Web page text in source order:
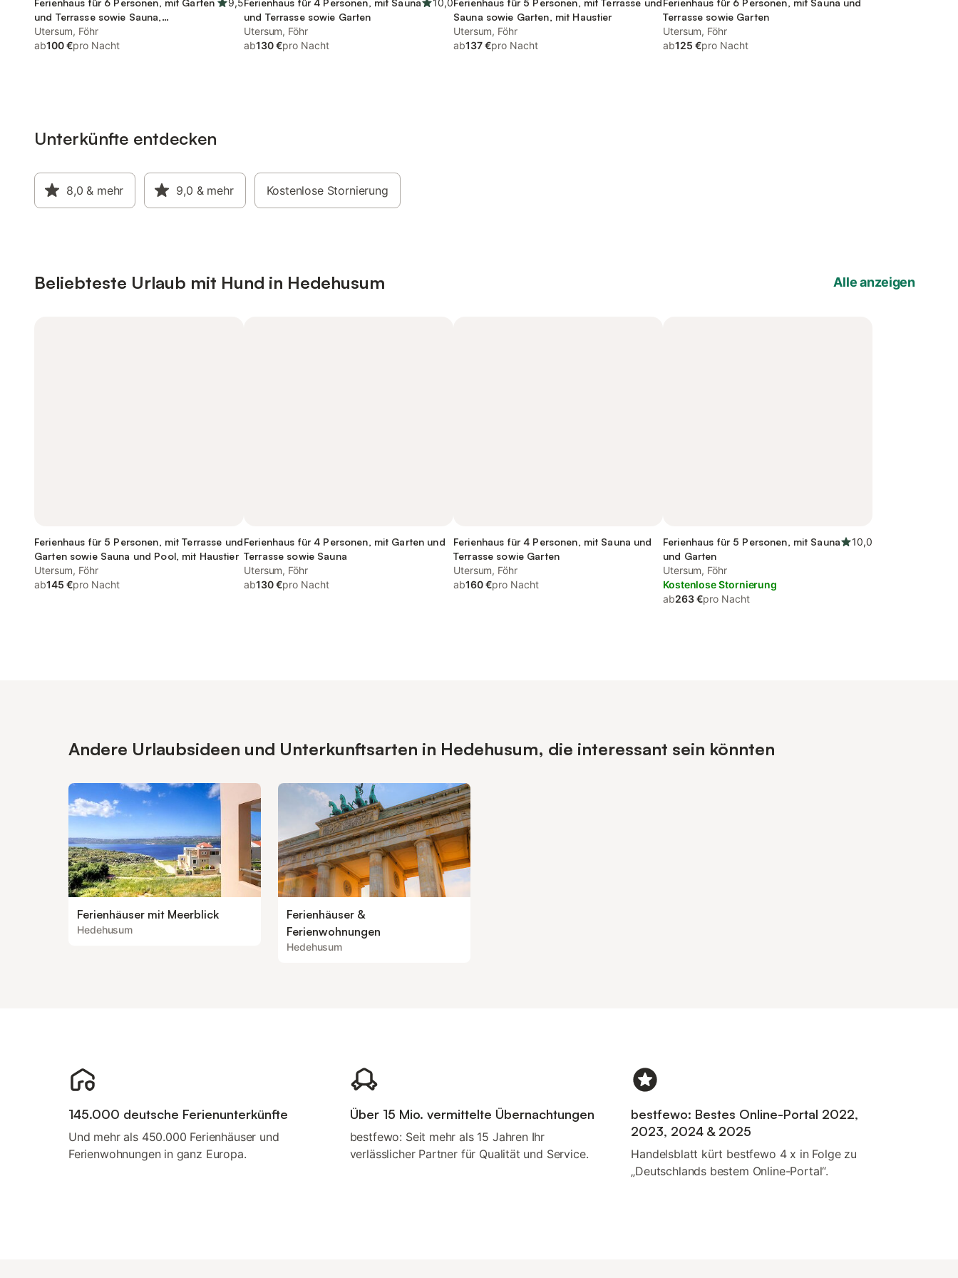
Ferienhaus für 6 Personen, mit Garten
und Terrasse sowie Sauna,
kinderfreundlich
9,5
Utersum, Föhr
ab100 €pro Nacht
Ferienhaus für 4 Personen, mit Sauna
und Terrasse sowie Garten
10,0
Utersum, Föhr
ab130 €pro Nacht
Ferienhaus für 5 Personen, mit Terrasse und
Sauna sowie Garten, mit Haustier
Utersum, Föhr
ab137 €pro Nacht
Ferienhaus für 6 Personen, mit Sauna und
Terrasse sowie Garten
Utersum, Föhr
ab125 €pro Nacht
Unterkünfte entdecken
8,0 & mehr 9,0 & mehr Kostenlose Stornierung
Beliebteste Urlaub mit Hund in Hedehusum Alle anzeigen
Ferienhaus für 5 Personen, mit Terrasse und
Garten sowie Sauna und Pool, mit Haustier
Utersum, Föhr
ab145 €pro Nacht
Ferienhaus für 4 Personen, mit Garten und
Terrasse sowie Sauna
Utersum, Föhr
ab130 €pro Nacht
Ferienhaus für 4 Personen, mit Sauna und
Terrasse sowie Garten
Utersum, Föhr
ab160 €pro Nacht
Ferienhaus für 5 Personen, mit Sauna
und Garten
10,0
Utersum, Föhr
Kostenlose Stornierung
ab263 €pro Nacht
Andere Urlaubsideen und Unterkunftsarten in Hedehusum, die interessant sein könnten
Ferienhäuser mit Meerblick
Hedehusum
Ferienhäuser &
Ferienwohnungen
Hedehusum
145.000 deutsche Ferienunterkünfte
Und mehr als 450.000 Ferienhäuser und
Ferienwohnungen in ganz Europa.
Über 15 Mio. vermittelte Übernachtungen
bestfewo: Seit mehr als 15 Jahren Ihr
verlässlicher Partner für Qualität und Service.
bestfewo: Bestes Online-Portal 2022,
2023, 2024 & 2025
Handelsblatt kürt bestfewo 4 x in Folge zu
„Deutschlands bestem Online-Portal“.